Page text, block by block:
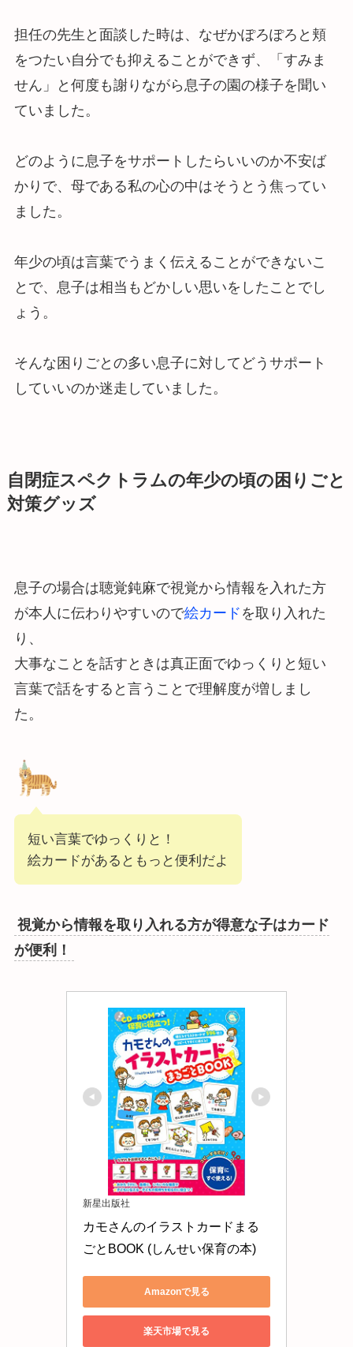
担任の先生と面談した時は、なぜかぽろぽろと頬
をつたい自分でも抑えることができず、「すみま
せん」と何度も謝りながら息子の園の様子を聞い
ていました。
どのように息子をサポートしたらいいのか不安ば
かりで、母である私の心の中はそうとう焦ってい
ました。
年少の頃は言葉でうまく伝えることができないこ
とで、息子は相当もどかしい思いをしたことでし
ょう。
そんな困りごとの多い息子に対してどうサポート
していいのか迷走していました。
自閉症スペクトラムの年少の頃の困りごと
対策グッズ
息子の場合は聴覚鈍麻で視覚から情報を入れた方
が本人に伝わりやすいので絵カード を取り入れた
り、
大事なことを話すときは真正面でゆっくりと短い
言葉で話をすると言うことで理解度が増しまし
た。
短い言葉でゆっくりと！
絵カードがあるともっと便利だよ
視覚から情報を取り入れる方が得意な子はカード
が便利！
新星出版社
カモさんのイラストカードまる
ごとBOOK (しんせい保育の本)
Amazonで見る
楽天市場で見る